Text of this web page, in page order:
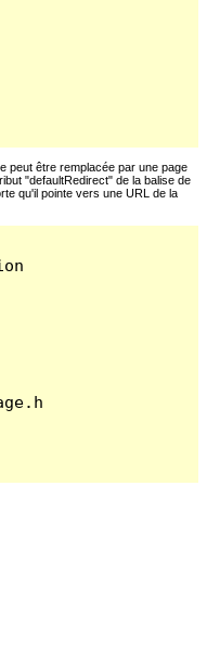
peut être remplacée par une page
"defaultRedirect" de la balise de
qu'il pointe vers une URL de la